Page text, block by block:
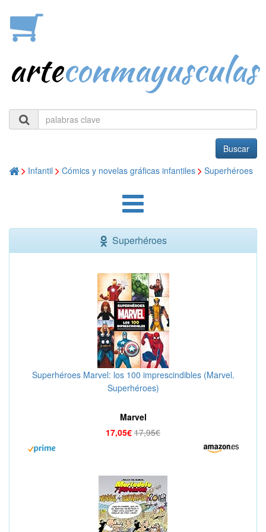
arteconmayusculas
Buscar
Infantil
Cómics y novelas gráficas infantiles Superhéroes
Superhéroes
Superhéroes Marvel: los 100 imprescindibles (Marvel.
Superhéroes)
Marvel
17,05€ 17,95€